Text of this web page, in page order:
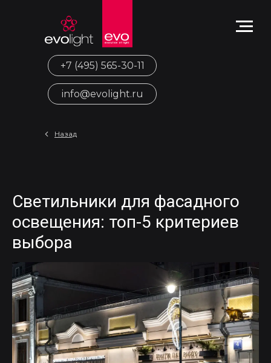
info@evolight.ru
+7 (495) 565-30-11
Назад
Светильники для фасадного
освещения: топ-5 критериев
выбора